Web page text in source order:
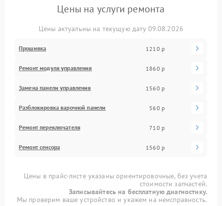
Цены на услуги ремонта
Цены актуальны на текущую дату 09.08.2026
Прошивка 1210 р
Ремонт модуля управления 1860 р
Замена панели управления 1560 р
Разблокировка варочной панели 560 р
Ремонт переключателя 710 р
Ремонт сенсора 1560 р
Цены в прайс-листе указаны ориентировочные, без учета
стоимости запчастей.
Записывайтесь на бесплатную диагностику.
Мы проверим ваше устройство и укажем на неисправность.